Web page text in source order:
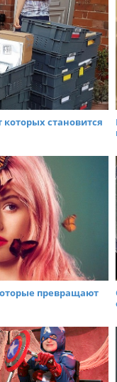
которых становится
превращают